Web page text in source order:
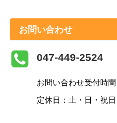
お問い合わせ
047-449-2524
お問い合わせ受付時
定休日：土・日・祝日